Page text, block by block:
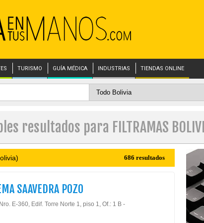
TURISMO GUÍA MÉDICA INDUSTRIAS TIENDAS ONLINE
resultados para FILTRAMAS
686 resultados
SAAVEDRA POZO
E-360, Edif. Torre Norte 1, piso 1, Of.: 1 B -